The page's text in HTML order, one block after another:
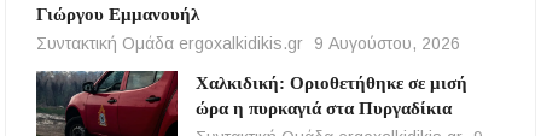
Γιώργου Εμμανουήλ
Συντακτική Ομάδα ergoxalkidikis.gr
9 Αυγούστου, 2026
Χαλκιδική: Οριοθετήθηκε σε μισή
ώρα η πυρκαγιά στα Πυργαδίκια